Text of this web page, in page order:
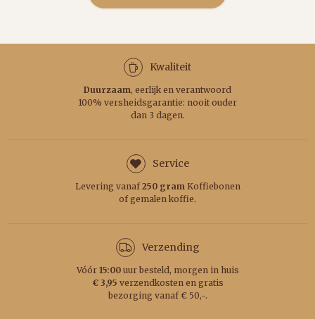
Kwaliteit
Duurzaam, eerlijk en verantwoord
100% versheidsgarantie: nooit ouder
dan 3 dagen.
Service
Levering vanaf250 gram Koffiebonen
of gemalen koffie.
Verzending
Vóór 15:00uur besteld, morgen in huis
€ 3,95 verzendkosten en gratis
bezorging vanaf € 50,-.